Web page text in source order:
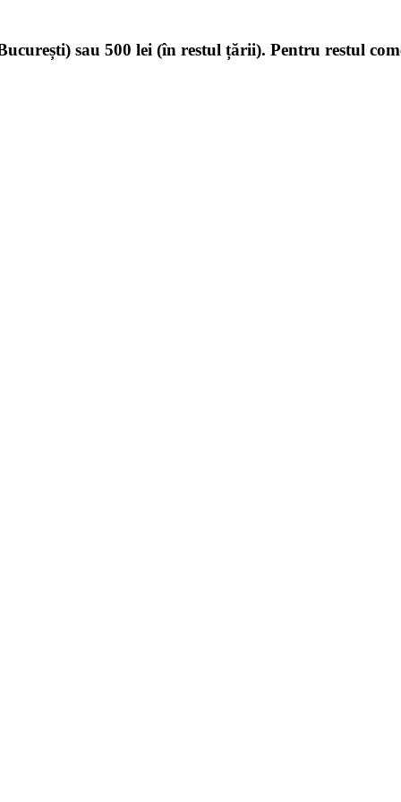
sau 500 lei (în restul țării). Pentru restul